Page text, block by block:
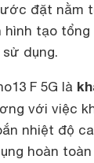
đặt nằm
tạo
dụng.
F 5G là
với việc
nhiệt độ
hoàn toàn